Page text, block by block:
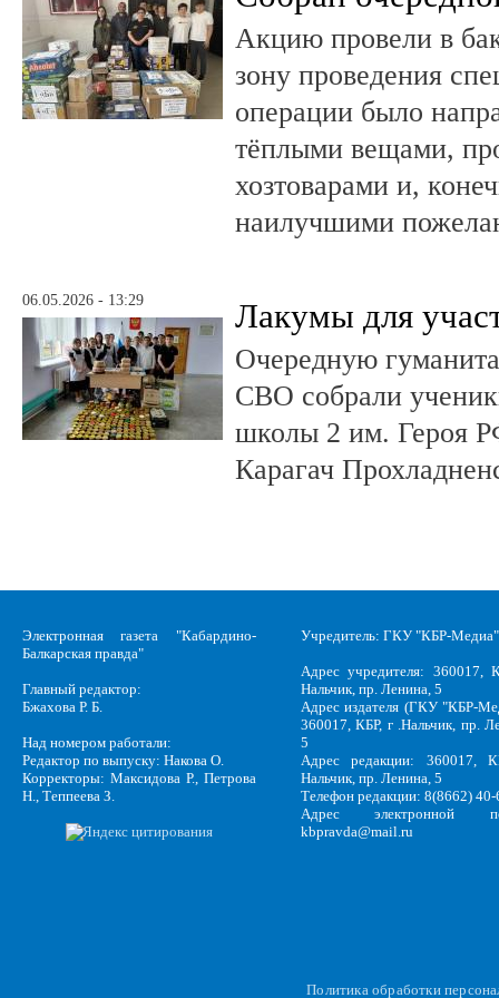
Акцию провели в
зону проведения
операции было
тёплыми вещами,
хозтоварами и,
наилучшими
06.05.2026 - 13:29 Лакумы для
Очередную
СВО собрали
школы 2 им. Героя
Карагач
Электронная газета "Кабардино-
Балкарская правда"
Главный редактор:
Бжахова Р. Б.
Над номером работали:
Редактор по выпуску: Накова О.
Корректоры: Максидова Р., Петрова
Н., Теппеева З.
Учредитель: ГКУ "КБР-Медиа"
Адрес учредителя: 360017,
Нальчик, пр. Ленина, 5
Адрес издателя (ГКУ "КБР-
360017, КБР, г .Нальчик, пр.
5
Адрес редакции: 360017,
Нальчик, пр. Ленина, 5
Телефон редакции: 8(8662)
Адрес электронной
kbpravda@mail.ru
Политика обработки